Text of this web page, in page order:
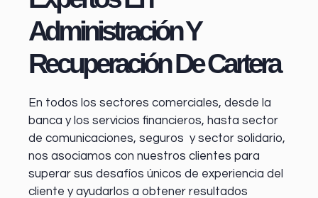
Administración Y
Recuperación De Cartera
En todos los sectores comerciales, desde la
banca y los servicios financieros, hasta sector
de comunicaciones, seguros y sector solidario,
nos asociamos con nuestros clientes para
superar sus desafíos únicos de experiencia del
cliente y ayudarlos a obtener resultados